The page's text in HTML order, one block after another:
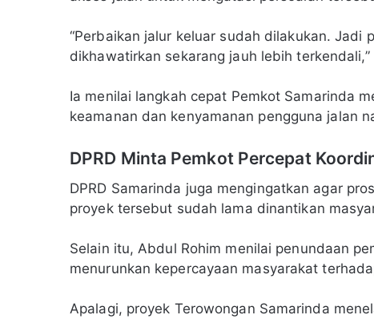
“Perbaikan jalur keluar sudah dilakukan. Jadi
dikhawatirkan sekarang jauh lebih terkendali,”
Ia menilai langkah cepat Pemkot Samarinda
keamanan dan kenyamanan pengguna jalan
DPRD Minta Pemkot Percepat
DPRD Samarinda juga mengingatkan agar
proyek tersebut sudah lama dinantikan
Selain itu, Abdul Rohim menilai penundaan
menurunkan kepercayaan masyarakat
Apalagi, proyek Terowongan Samarinda